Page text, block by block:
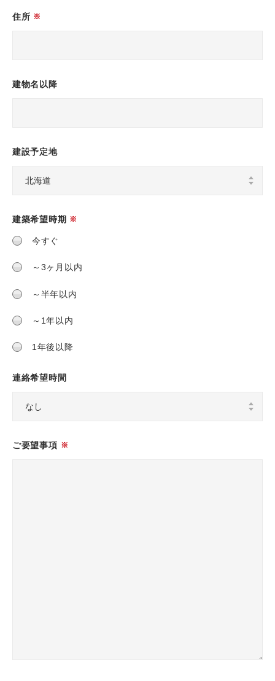
住所 ※
建物名以降
建設予定地
建築希望時期 ※
今すぐ
～3ヶ月以内
～半年以内
～1年以内
1年後以降
連絡希望時間
ご要望事項 ※